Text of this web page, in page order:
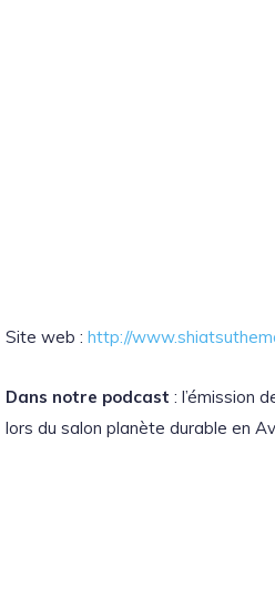
Site web : http://
Dans notre podcast : l’émission
lors du salon planète durable en